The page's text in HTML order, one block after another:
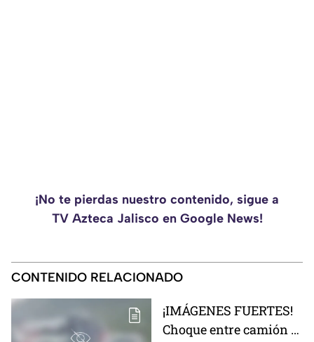
¡No te pierdas nuestro contenido, sigue a
TV Azteca Jalisco en Google News!
CONTENIDO RELACIONADO
¡IMÁGENES FUERTES!
Choque entre camión y